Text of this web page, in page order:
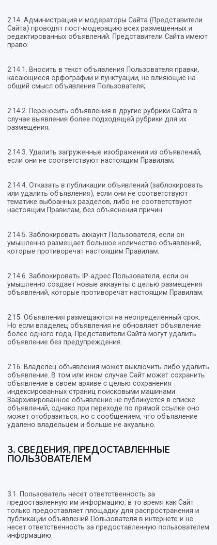
2.14. Администрация и модераторы Сайта (Представители
Сайта) проводят пост-модерацию всех размещенных и
редактированных объявлений. Представители Сайта имеют
право:
2.14.1. Вносить в текст объявления Пользователя правки,
касающиеся орфографии и пунктуации, не влияющие на
общий смысл объявления Пользователя;
2.14.2. Переносить объявления в другие рубрики Сайта в
случае выявления более подходящей рубрики для их
размещения;
2.14.3. Удалить загруженные изображения из объявлений,
если они не соответствуют настоящим Правилам;
2.14.4. Отказать в публикации объявлений (заблокировать
или удалить объявления), если они не соответствуют
тематике выбранных разделов, либо не соответствуют
настоящим Правилам, без объяснения причин.
2.14.5. Заблокировать аккаунт Пользователя, если он
умышленно размещает большое количество объявлений,
которые противоречат настоящим Правилам.
2.14.6. Заблокировать IP-адрес Пользователя, если он
умышленно создает новые аккаунты с целью размещения
объявлений, которые противоречат настоящим Правилам.
2.15. Объявления размещаются на неопределенный срок.
Но если владелец объявления не обновляет объявление
более одного года, Представители Сайта могут удалить
объявление без предупреждения.
2.16. Владелец объявления может выключить либо удалить
объявление. В том или ином случае Сайт может сохранить
объявление в своем архиве с целью сохранения
индексированных страниц поисковыми машинами.
Заархивированное объявление не публикуется в списке
объявлений, однако при переходе по прямой ссылке оно
может отобразиться, но с сообщением, что объявление
удалено владельцем и больше не акуально.
3. СВЕДЕНИЯ, ПРЕДОСТАВЛЕННЫЕ
ПОЛЬЗОВАТЕЛЕМ
3.1. Пользователь несет ответственность за
предоставленную им информацию, в то время как Сайт
только предоставляет площадку для распространения и
публикации объявлений Пользователя в интернете и не
несет ответственность за предоставленную пользователем
информацию.